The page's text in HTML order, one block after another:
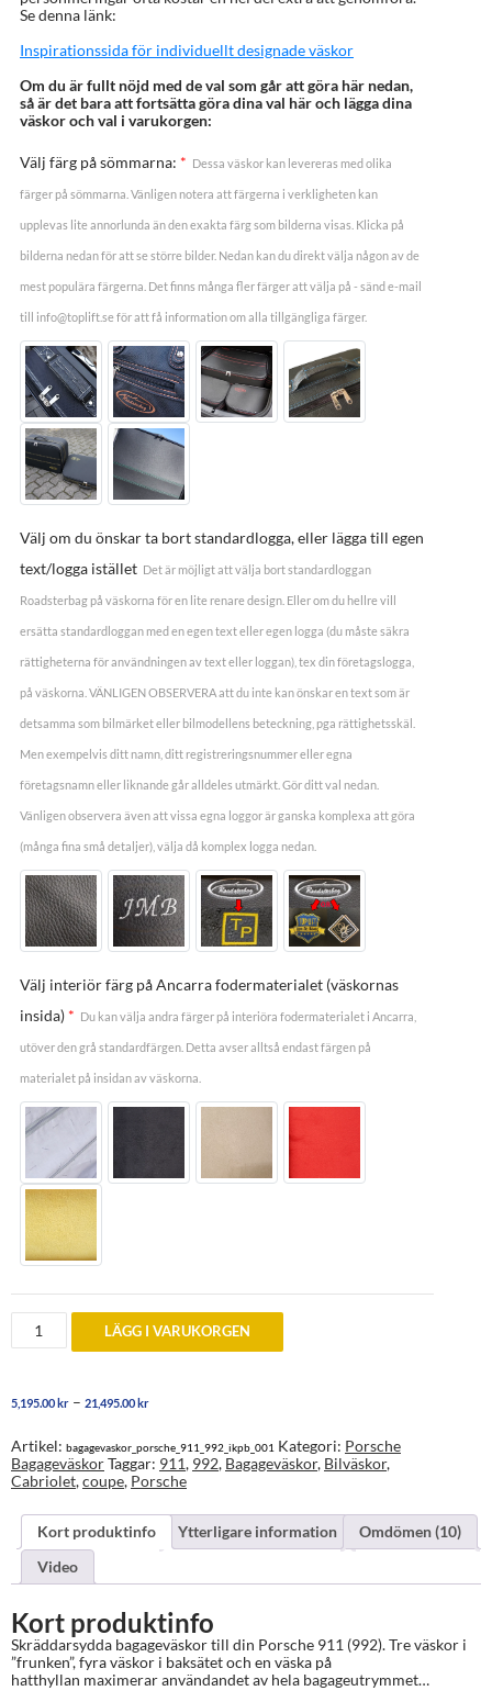
Se denna länk:
Inspirationssida för individuellt designade väskor
Om du är fullt nöjd med de val som går att göra här nedan,
så är det bara att fortsätta göra dina val här och lägga dina
väskor och val i varukorgen:
Välj färg på sömmarna: * Dessa väskor kan levereras med olika
färger på sömmarna. Vänligen notera att färgerna i verkligheten kan
upplevas lite annorlunda än den exakta färg som bilderna visas. Klicka på
bilderna nedan för att se större bilder. Nedan kan du direkt välja någon av de
mest populära färgerna. Det finns många fler färger att välja på - sänd e-mail
till info@toplift.se för att få information om alla tillgängliga färger.
Välj om du önskar ta bort standardlogga, eller lägga till egen
text/logga istället Det är möjligt att välja bort standardloggan
Roadsterbag på väskorna för en lite renare design. Eller om du hellre vill
ersätta standardloggan med en egen text eller egen logga (du måste säkra
rättigheterna för användningen av text eller loggan), tex din företagslogga,
på väskorna. VÄNLIGEN OBSERVERA att du inte kan önskar en text som är
detsamma som bilmärket eller bilmodellens beteckning, pga rättighetsskäl.
Men exempelvis ditt namn, ditt registreringsnummer eller egna
företagsnamn eller liknande går alldeles utmärkt. Gör ditt val nedan.
Vänligen observera även att vissa egna loggor är ganska komplexa att göra
(många fina små detaljer), välja då komplex logga nedan.
Välj interiör färg på Ancarra fodermaterialet (väskornas
insida) * Du kan välja andra färger på interiöra fodermaterialet i Ancarra,
utöver den grå standardfärgen. Detta avser alltså endast färgen på
materialet på insidan av väskorna.
Bagageväskor
Porsche
mängd
LÄGG I VARUKORGEN
5,195.00kr – 21,495.00krPrisintervall:
21,495.00 kr
Artikel: bagagevaskor_porsche_911_992_ikpb_001 Kategori: Porsche
BagageväskorTaggar: 911, 992, Bagageväskor, Bilväskor,
Cabriolet,coupe, Porsche
Kort produktinfo Ytterligare information
Omdömen (10)
Video
Kort produktinfo
Skräddarsydda bagageväskor till din Porsche 911 (992). Tre väskor i
”frunken”, fyra väskor i baksätet och en väska på
hatthyllan maximerar användandet av hela bagageutrymmet…